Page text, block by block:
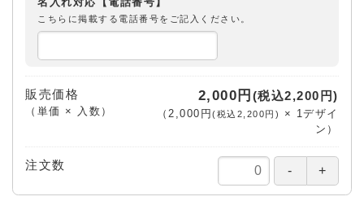
こちらに掲載する電話番号をご記入ください。
販売価格
（単価 × 入数）
2,000円 (税込2,200円)
（2,000円(税込2,200円) × 1デザイ
ン ）
注文数